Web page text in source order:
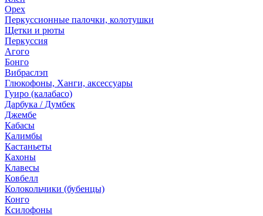
Орех
Перкуссионные палочки, колотушки
Щетки и рюты
Перкуссия
Агого
Бонго
Вибраслэп
Глюкофоны, Ханги, аксессуары
Гуиро (калабасо)
Дарбука / Думбек
Джембе
Кабасы
Калимбы
Кастаньеты
Кахоны
Клавесы
Ковбелл
Колокольчики (бубенцы)
Конго
Ксилофоны